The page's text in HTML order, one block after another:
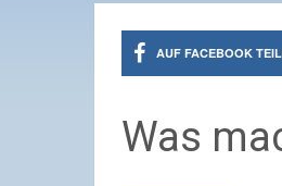
AUF FACEBOOK
Was